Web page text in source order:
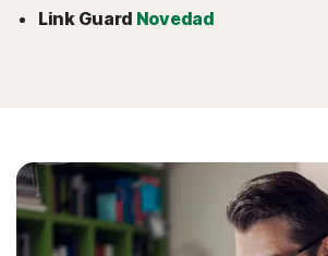
Link Guard Novedad